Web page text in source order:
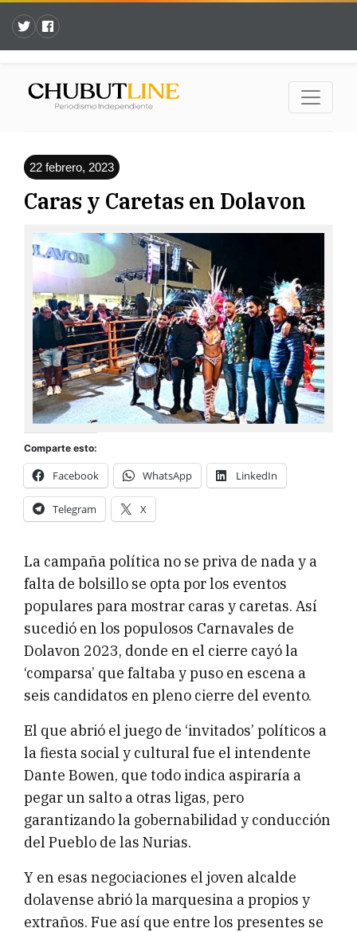
22 febrero, 2023
Caras y Caretas en Dolavon
Comparte esto:
Facebook WhatsApp LinkedIn
Telegram X
La campaña política no se priva de nada y a
falta de bolsillo se opta por los eventos
populares para mostrar caras y caretas. Así
sucedió en los populosos Carnavales de
Dolavon 2023, donde en el cierre cayó la
‘comparsa’ que faltaba y puso en escena a
seis candidatos en pleno cierre del evento.
El que abrió el juego de ‘invitados’ políticos a
la fiesta social y cultural fue el intendente
Dante Bowen, que todo indica aspiraría a
pegar un salto a otras ligas, pero
garantizando la gobernabilidad y conducción
del Pueblo de las Nurias.
Y en esas negociaciones el joven alcalde
dolavense abrió la marquesina a propios y
extraños. Fue así que entre los presentes se